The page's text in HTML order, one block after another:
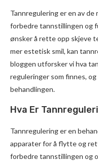
Tannregulering er en av
forbedre tannstillingen og
ønsker å rette opp skjeve
mer estetisk smil, kan
bloggen utforsker vi hva
reguleringer som finnes,
behandlingen.
Hva Er
Tannregulering er en
apparater for å flytte og
forbedre tannstillingen og